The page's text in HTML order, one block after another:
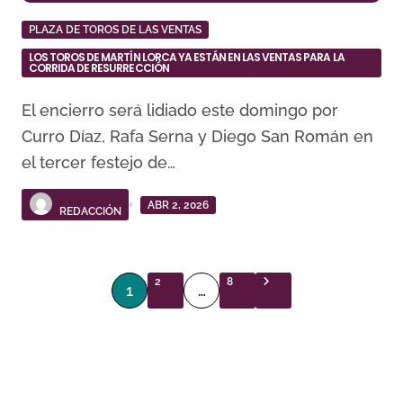
PLAZA DE TOROS DE LAS VENTAS
LOS TOROS DE MARTÍN LORCA YA ESTÁN EN LAS VENTAS PARA LA
CORRIDA DE RESURRECCIÓN
El encierro será lidiado este domingo por
Curro Díaz, Rafa Serna y Diego San Román en
el tercer festejo de…
REDACCIÓN
ABR 2, 2026
P1 2 … 8